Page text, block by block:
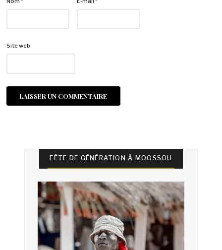
Site web
FÊTE DE GÉNÉRATION À MOOSSOU